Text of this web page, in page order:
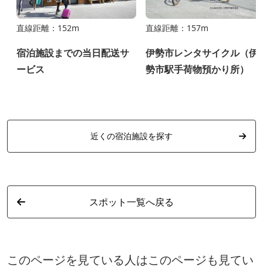
直線距離：152m
宿泊施設までの当日配送サ
ービス
直線距離：157m
伊勢市レンタサイクル（伊
勢市駅手荷物預かり所）
近くの宿泊施設を探す
スポット一覧へ戻る
このページを見ている人はこのページも見てい